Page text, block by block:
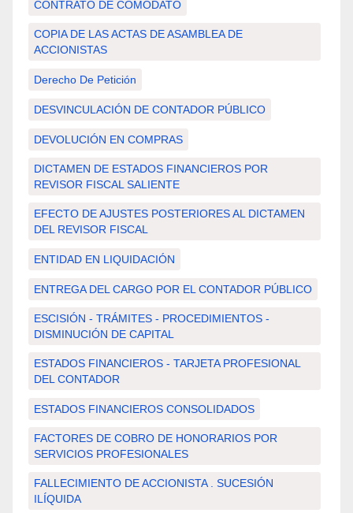
CONTRATO DE COMODATO
COPIA DE LAS ACTAS DE ASAMBLEA DE
ACCIONISTAS
Derecho De Petición
DESVINCULACIÓN DE CONTADOR PÚBLICO
DEVOLUCIÓN EN COMPRAS
DICTAMEN DE ESTADOS FINANCIEROS POR
REVISOR FISCAL SALIENTE
EFECTO DE AJUSTES POSTERIORES AL DICTAMEN
DEL REVISOR FISCAL
ENTIDAD EN LIQUIDACIÓN
ENTREGA DEL CARGO POR EL CONTADOR PÚBLICO
ESCISIÓN - TRÁMITES - PROCEDIMIENTOS -
DISMINUCIÓN DE CAPITAL
ESTADOS FINANCIEROS - TARJETA PROFESIONAL
DEL CONTADOR
ESTADOS FINANCIEROS CONSOLIDADOS
FACTORES DE COBRO DE HONORARIOS POR
SERVICIOS PROFESIONALES
FALLECIMIENTO DE ACCIONISTA . SUCESIÓN
ILÍQUIDA